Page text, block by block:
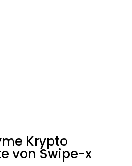
Krypto
von Swipe-x